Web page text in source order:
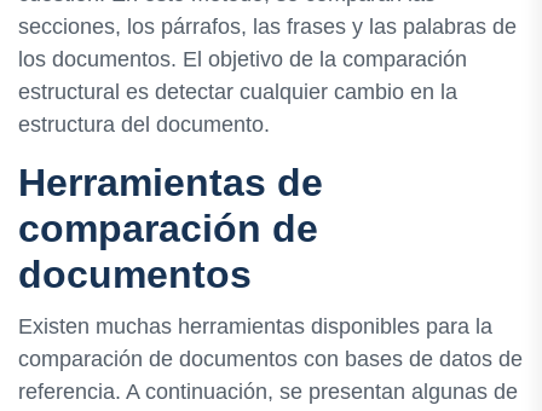
secciones, los párrafos, las frases y las palabras de
los documentos. El objetivo de la comparación
estructural es detectar cualquier cambio en la
estructura del documento.
Herramientas de
comparación de
documentos
Existen muchas herramientas disponibles para la
comparación de documentos con bases de datos de
referencia. A continuación, se presentan algunas de